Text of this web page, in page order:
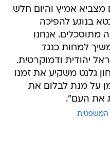
מצביא אמיץ והיום חלש
בנוגע להפיכה
מתוסכלים. אנחנו
למחות כנגד
יהודית ודמוקרטית.
גלנט משקיע את זמנו
על מנת לבלום את
את העם".